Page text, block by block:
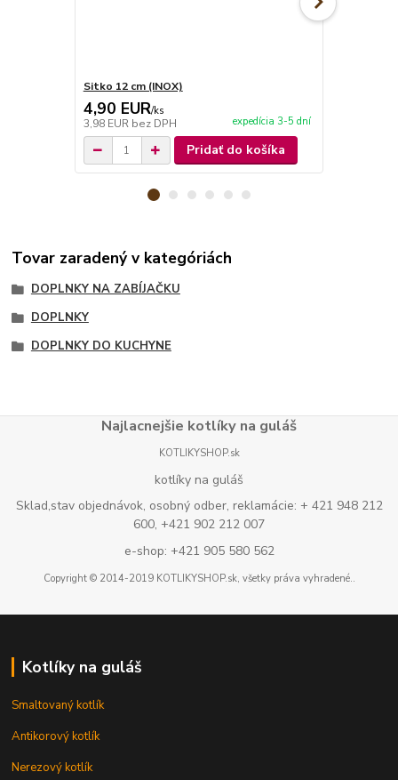
Sitko 12 cm (INOX)
4,90 EUR/ks
3,98 EUR bez DPH expedícia 3-5 dní
Pridať do košíka
Tovar zaradený v kategóriách
DOPLNKY NA ZABÍJAČKU
DOPLNKY
DOPLNKY DO KUCHYNE
Najlacnejšie kotlíky na guláš
KOTLIKYSHOP.sk
kotlíky na guláš
Sklad,stav objednávok, osobný odber, reklamácie: + 421 948 212
600, +421 902 212 007
e-shop: +421 905 580 562
Copyright © 2014-2019 KOTLIKYSHOP.sk, všetky práva vyhradené..
Kotlíky na guláš
Smaltovaný kotlík
Antikorový kotlík
Nerezový kotlík